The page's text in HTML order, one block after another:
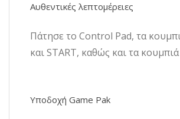
Αυθεντικές λεπτομέρειες
Πάτησε το Control Pad, τα
και START, καθώς και τα κουμπιά
Υποδοχή Game Pak